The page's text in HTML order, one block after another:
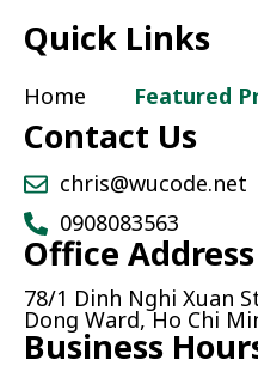
Quick Links
Home Featured
Contact Us
chris@wucode.net
0908083563
Office Address
78/1 Dinh Nghi Xuan
Dong Ward, Ho Chi
Business